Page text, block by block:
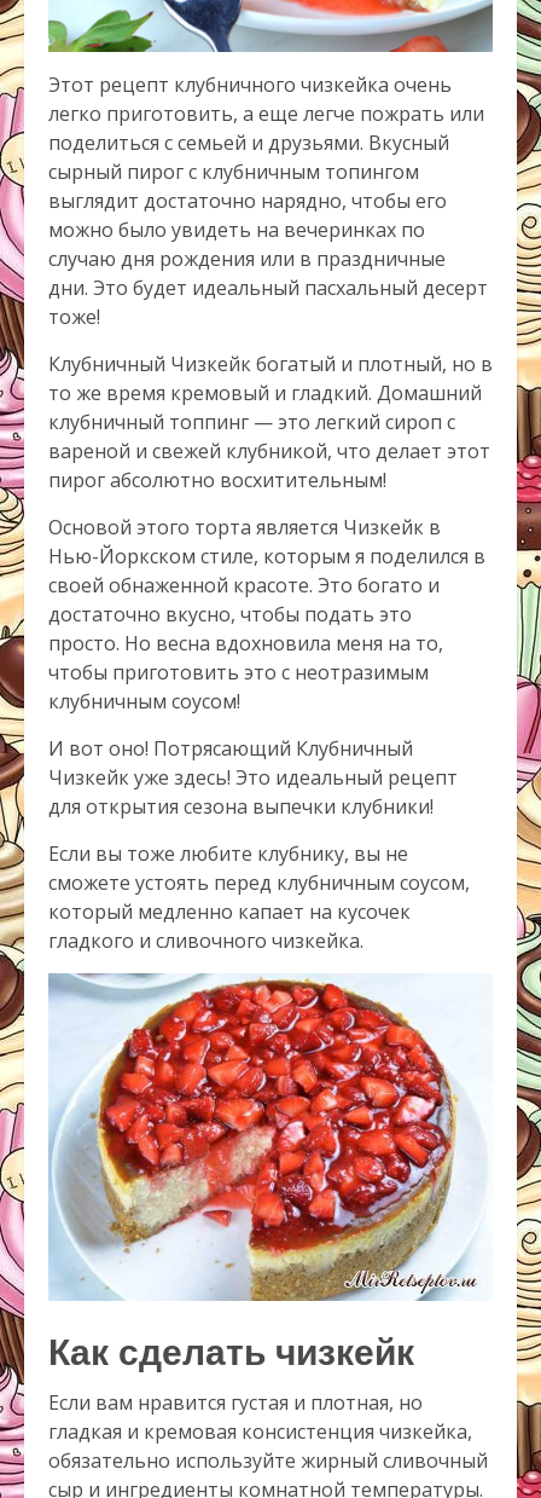
Этот рецепт клубничного чизкейка очень
легко приготовить, а еще легче пожрать или
поделиться с семьей и друзьями. Вкусный
сырный пирог с клубничным топингом
выглядит достаточно нарядно, чтобы его
можно было увидеть на вечеринках по
случаю дня рождения или в праздничные
дни. Это будет идеальный пасхальный десерт
тоже!
Клубничный Чизкейк богатый и плотный, но в
то же время кремовый и гладкий. Домашний
клубничный топпинг — это легкий сироп с
вареной и свежей клубникой, что делает этот
пирог абсолютно восхитительным!
Основой этого торта является Чизкейк в
Нью-Йоркском стиле, которым я поделился в
своей обнаженной красоте. Это богато и
достаточно вкусно, чтобы подать это
просто. Но весна вдохновила меня на то,
чтобы приготовить это с неотразимым
клубничным соусом!
И вот оно! Потрясающий Клубничный
Чизкейк уже здесь! Это идеальный рецепт
для открытия сезона выпечки клубники!
Если вы тоже любите клубнику, вы не
сможете устоять перед клубничным соусом,
который медленно капает на кусочек
гладкого и сливочного чизкейка.
Как сделать чизкейк
Если вам нравится густая и плотная, но
гладкая и кремовая консистенция чизкейка,
обязательно используйте жирный сливочный
сыр и ингредиенты комнатной температуры.